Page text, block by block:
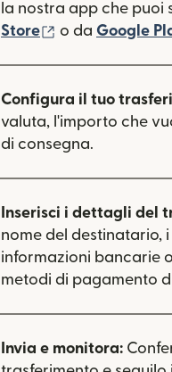
la nostra app che puoi
Store
(si apre in una
o da Google
Configura il tuo
valuta, l'importo che
di consegna.
Inserisci i dettagli del
nome del destinatario,
informazioni bancarie
metodi di pagamento
Invia e monitora: